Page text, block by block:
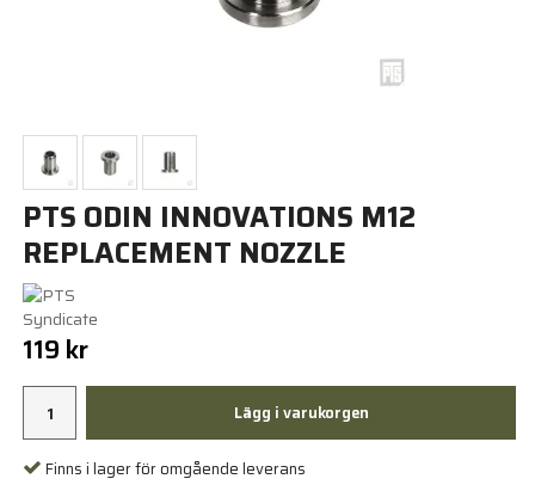
PTS ODIN INNOVATIONS M12
REPLACEMENT NOZZLE
119 kr
Lägg i varukorgen
Finns i lager för omgående leverans